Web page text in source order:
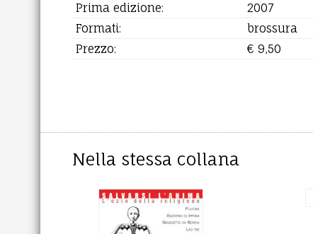
Prima edizione:
2007
Formati:
brossura
Prezzo:
€ 9,50
Nella stessa collana